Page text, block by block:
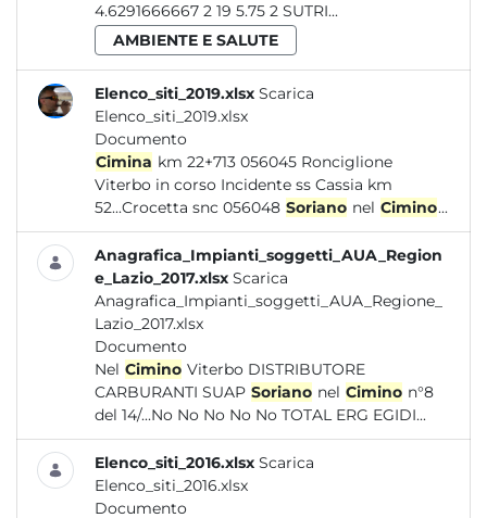
4.6291666667 2 19 5.75 2 SUTRI...
AMBIENTE E SALUTE
Elenco_siti_2019.xlsx Scarica
Elenco_siti_2019.xlsx
Documento
Cimina km 22+713 056045 Ronciglione
Viterbo in corso Incidente ss Cassia km
52...Crocetta snc 056048 Soriano nel Cimino...
Anagrafica_Impianti_soggetti_AUA_Region
e_Lazio_2017.xlsx Scarica
Anagrafica_Impianti_soggetti_AUA_Regione_
Lazio_2017.xlsx
Documento
Nel Cimino Viterbo DISTRIBUTORE
CARBURANTI SUAP Soriano nel Cimino n°8
del 14/...No No No No No TOTAL ERG EGIDI...
Elenco_siti_2016.xlsx Scarica
Elenco_siti_2016.xlsx
Documento